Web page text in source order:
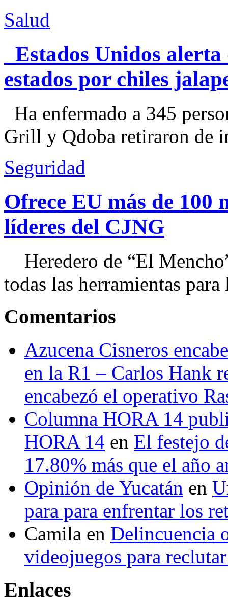
Salud
Estados Unidos alerta
estados por chiles
Ha enfermado a 345
Grill y Qdoba retiraron de
Seguridad
Ofrece EU más de 100
líderes del CJNG
Heredero de “El
todas las herramientas
Comentarios
Azucena Cisneros
en la R1 – Carlos Hank
encabezó el operativo
Columna HORA 14
HORA 14 en El festejo
17.80% más que el año
Opinión de Yucatán en
para para enfrentar los
Camila en Delincuencia
videojuegos para
Enlaces